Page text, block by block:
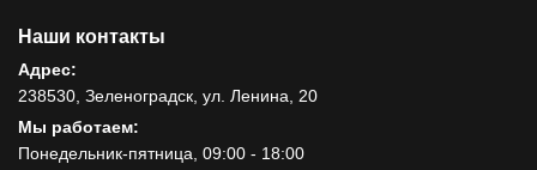
Наши контакты
Адрес:
238530, Зеленоградск, ул. Ленина, 20
Мы работаем:
Понедельник-пятница, 09:00 - 18:00